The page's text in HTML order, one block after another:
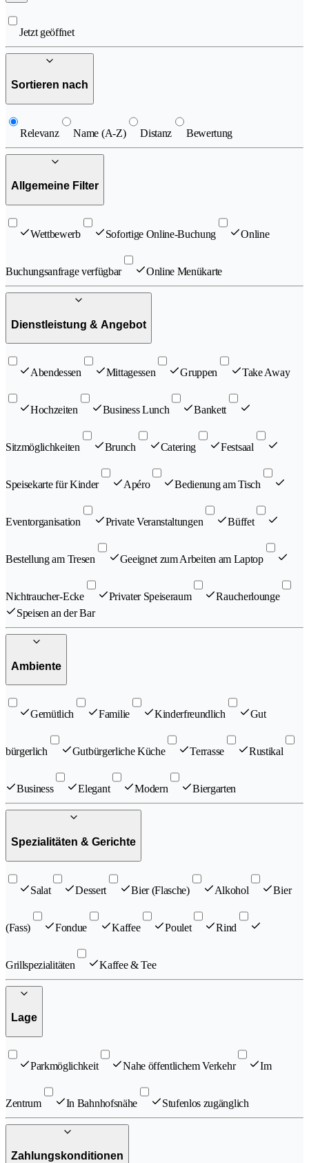
Jetzt geöffnet
Sortieren nach
Relevanz Name (A-Z) Distanz Bewertung
Allgemeine Filter
Wettbewerb Sofortige Online-Buchung Online
Buchungsanfrage verfügbar Online Menükarte
Dienstleistung & Angebot
Abendessen Mittagessen Gruppen Take Away
Hochzeiten Business Lunch Bankett
Sitzmöglichkeiten Brunch Catering Festsaal
Speisekarte für Kinder Apéro Bedienung am Tisch
Eventorganisation Private Veranstaltungen Büffet
Bestellung am Tresen Geeignet zum Arbeiten am Laptop
Nichtraucher-Ecke Privater Speiseraum
Raucherlounge
Speisen an der Bar
Ambiente
Gemütlich Familie Kinderfreundlich Gut
bürgerlich Gutbürgerliche Küche Terrasse Rustikal
Business Elegant Modern Biergarten
Spezialitäten & Gerichte
Salat Dessert Bier (Flasche) Alkohol Bier
(Fass) Fondue Kaffee Poulet Rind
Grillspezialitäten Kaffee & Tee
Lage
Parkmöglichkeit Nahe öffentlichem Verkehr Im
Zentrum In Bahnhofsnähe Stufenlos zugänglich
Zahlungskonditionen